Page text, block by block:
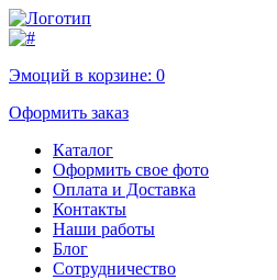
Эмоций в корзине: 0
Оформить заказ
Каталог
Оформить свое фото
Оплата и Доставка
Контакты
Наши работы
Блог
Сотрудничество